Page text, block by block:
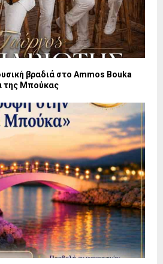
βραδιά στο Ammos Bouka
της Μπούκας